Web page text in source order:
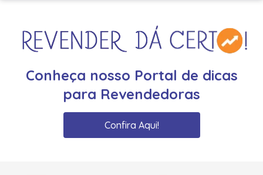
Conheça nosso Portal de dicas
para Revendedoras
Confira Aqui!